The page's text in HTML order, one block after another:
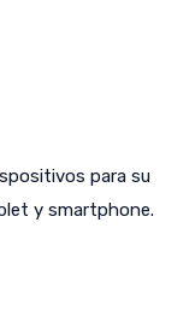
para su
y smartphone.